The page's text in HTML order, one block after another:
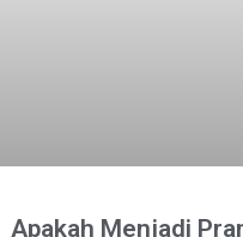
Apakah Menjadi